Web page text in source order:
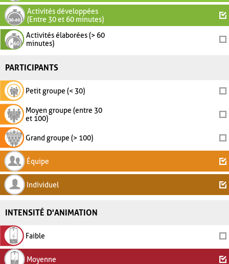
Activités développées
(Entre 30 et 60 minutes)
Activités élaborées (> 60
minutes)
PARTICIPANTS
Petit groupe (< 30)
Moyen groupe (entre 30
et 100)
Grand groupe (> 100)
Équipe
Individuel
INTENSITÉ D'ANIMATION
Faible
Moyenne